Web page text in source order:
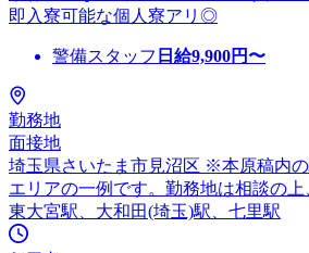
即入寮可能な個人寮アリ◎
警備スタッフ 日給9,900円〜
勤務地
面接地
埼玉県さいたま市見沼区 ※本原稿内
エリアの一例です。勤務地は相談の上
東大宮駅、大和田(埼玉)駅、七里駅